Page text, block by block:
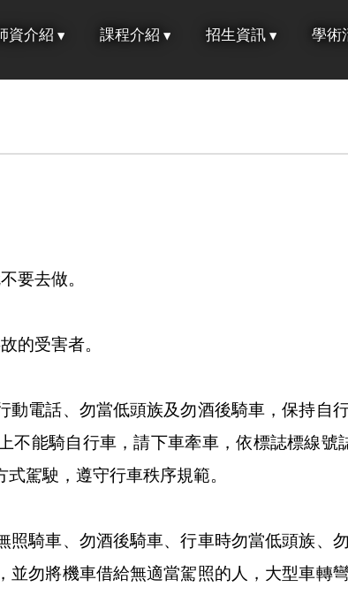
資介紹 課程介紹 招生資訊 學術
要去做。
的受害者。
電話、勿當低頭族及勿酒後騎車，保持自
能騎自行車，請下車牽車，依標誌標線號
駕駛，遵守行車秩序規範。
騎車、勿酒後騎車、行車時勿當低頭族、
勿將機車借給無適當駕照的人，大型車轉